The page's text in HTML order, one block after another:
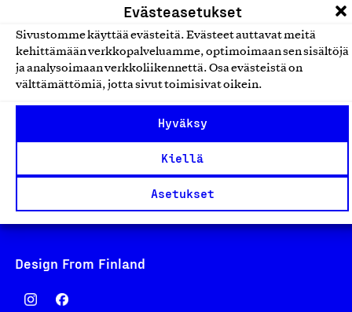
Evästeasetukset
Sivustomme käyttää evästeitä. Evästeet auttavat meitä
kehittämään verkkopalveluamme, optimoimaan sen sisältöjä
ja analysoimaan verkkoliikennettä. Osa evästeistä on
välttämättömiä, jotta sivut toimisivat oikein.
Hyväksy
Kiellä
Asetukset
00130 Helsinki
Finland
asiakaspalvelu@suomalainentyo.fi
Avainlippu
Design From Finland